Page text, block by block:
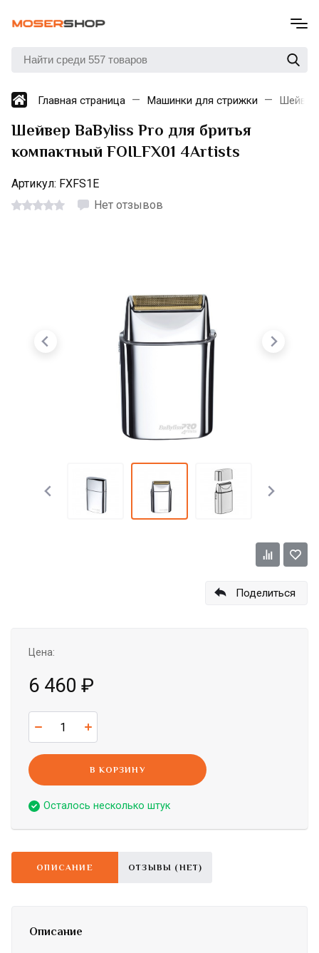
Главная страница Машинки для стрижки
Шейвер BaByliss Pro для бритья
компактный FOILFX01 4Artists
Артикул: FXFS1E
Нет отзывов
Поделиться
Цена:
6 460 ₽
В КОРЗИНУ
Осталось несколько штук
ОПИСАНИЕ ОТЗЫВЫ (НЕТ)
Описание